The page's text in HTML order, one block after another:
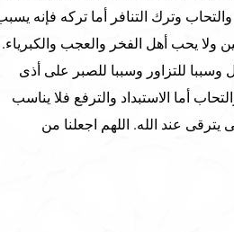
وترك التنافر أما تركه فإنه
ولا يحب أهل الفخر والعجب والكبرياء.
وسببا للتزاور وسببا للصبر على أذى
أما الاستبداد والترفع فلا يناسب
عند الله. اللهم اجعلنا من